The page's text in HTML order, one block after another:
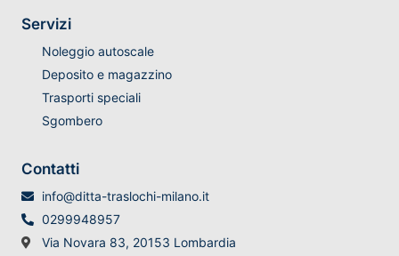
Servizi
Noleggio autoscale
Deposito e magazzino
Trasporti speciali
Sgombero
Contatti
info@ditta-traslochi-milano.it
0299948957
Via Novara 83, 20153 Lombardia